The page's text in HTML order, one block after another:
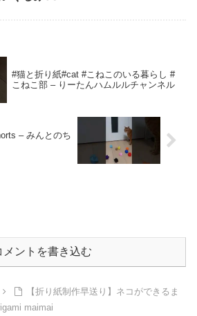
#猫と折り紙#cat #こねこのいる暮らし #
こねこ部 – りーたんハムルルチャンネル
– みんとのち
メントを書き込む
【折り紙制作早送り】ネコができるま
maimai